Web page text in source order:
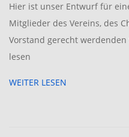
08
Hier ist unser Entwurf für
Mitglieder des Vereins, des
Vorstand gerecht
lesen
WEITER LESEN